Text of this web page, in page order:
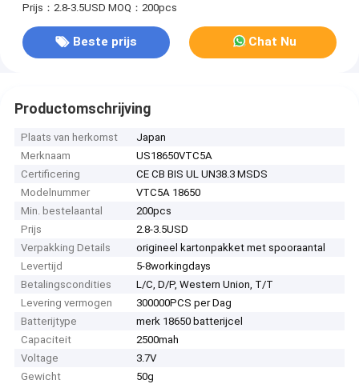
Prijs：2.8-3.5USD MOQ：200pcs
Beste prijs Chat Nu
Productomschrijving
Plaats van herkomst
Japan
Merknaam
US18650VTC5A
Certificering
CE CB BIS UL UN38.3 MSDS
Modelnummer
VTC5A 18650
Min. bestelaantal
200pcs
Prijs
2.8-3.5USD
Verpakking Details
origineel kartonpakket met spooraantal
Levertijd
5-8workingdays
Betalingscondities
L/C, D/P, Western Union, T/T
Levering vermogen
300000PCS per Dag
Batterijtype
merk 18650 batterijcel
Capaciteit
2500mah
Voltage
3.7V
Gewicht
50g